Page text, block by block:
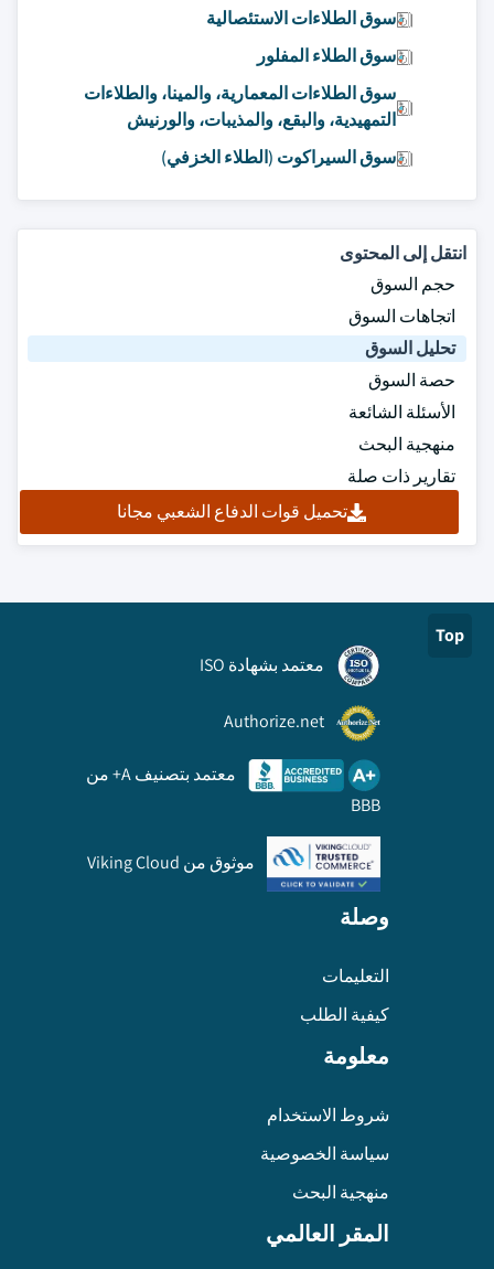
سوق الطلاءات الاستئصالية
سوق الطلاء المفلور
سوق الطلاءات المعمارية، والمينا، والطلاءات
التمهيدية، والبقع، والمذيبات، والورنيش
سوق السيراكوت (الطلاء الخزفي)
انتقل إلى المحتوى
حجم السوق
اتجاهات السوق
تحليل السوق
حصة السوق
الأسئلة الشائعة
منهجية البحث
تقارير ذات صلة
تحميل قوات الدفاع الشعبي مجانا
Top
معتمد بشهادة ISO
Authorize.net
معتمد بتصنيف A+ من
BBB
موثوق من Viking Cloud
وصلة
التعليمات
كيفية الطلب
معلومة
شروط الاستخدام
سياسة الخصوصية
منهجية البحث
المقر العالمي